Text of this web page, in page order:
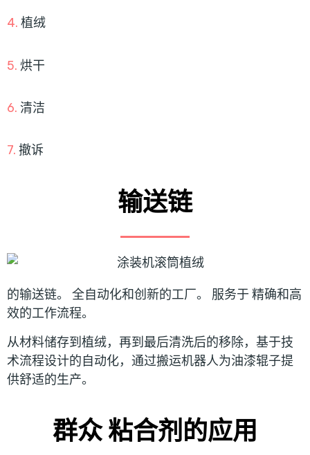
4. 植绒
5. 烘干
6. 清洁
7. 撤诉
输送链
的输送链。 全自动化和创新的工厂。 服务于 精确和高
效的工作流程。
从材料储存到植绒，再到最后清洗后的移除，基于技
术流程设计的自动化，通过搬运机器人为油漆辊子提
供舒适的生产。
群众 粘合剂的应用